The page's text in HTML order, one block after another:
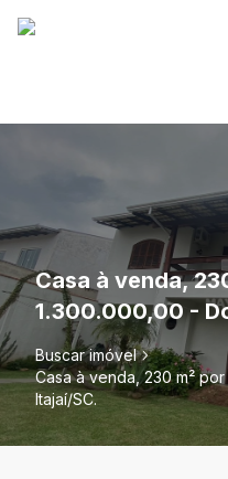
Casa à venda,
1.300.000,00 -
Buscar imóvel
Casa à venda, 230 m²
Itajaí/SC.